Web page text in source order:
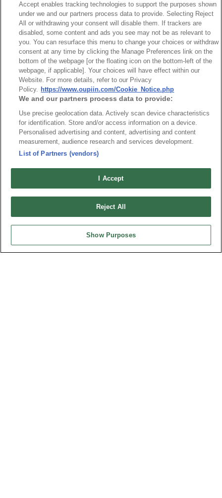
隱私權政策
Cookie政策
產品索引
請勿出售或分享我的個人信息
弘振企業股份有限公司 © 2024 All Rights Reserved.
Design byTNN
台灣總公司
弘振企業股份有限公司
聯絡電話︰+886-3-3655030, 3655156
公司傳真︰+886-3-3684728, 3687300
sales@oupiin.com.tw
獨家代理
Accept enables tracking technologies to support the purposes shown
under we and our partners process data to provide. Selecting Reject
All or withdrawing your consent will disable them. If trackers are
disabled, some content and ads you see may not be as relevant to
you. You can resurface this menu to change your choices or withdraw
consent at any time by clicking the Manage Preferences link on the
bottom of the webpage [or the floating icon on the bottom-left of the
webpage, if applicable]. Your choices will have effect within our
Website. For more details, refer to our Privacy
Policy. https://www.oupiin.com/Cookie_Notice.php
We and our partners process data to provide:
Use precise geolocation data. Actively scan device characteristics
for identification. Store and/or access information on a device.
Personalised advertising and content, advertising and content
measurement, audience research and services development.
List of Partners (vendors)
I Accept
Reject All
Show Purposes